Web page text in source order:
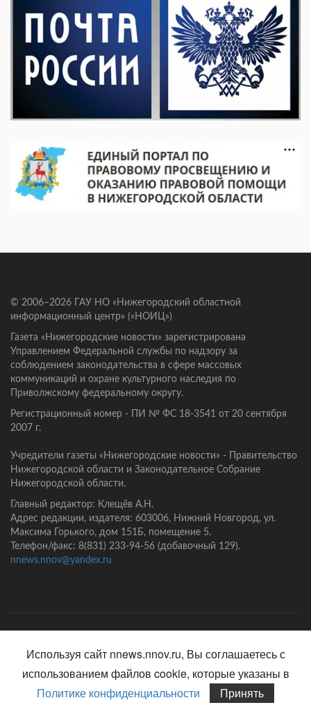
© 2006–2026 ГАУ НО «Нижегородский областной
информационный центр» («НОИЦ»)
Газета «Нижегородские новости» зарегистрирована
Управлением Федеральной службы по надзору за
соблюдением законодательства в сфере массовых
коммуникаций и охране культурного наследия по
Приволжскому федеральному округу.
Регистрационный номер - ПИ № ФС 18-3541 от 20 сентября
2007 г.
Учредители газеты «Нижегородские новости» - Правительство
Нижегородской области и Законодательное Собрание
Нижегородской области.
Главный редактор: Клещёв А.Н.
Адрес редакции, издателя: 603006, Нижний Новгород, ул.
Максима Горького, дом 151Б, помещение 5.
Телефон/факс: 8(831) 233-94-56 (добавочный 129).
nnews.nnov@yandex.ru
Используя сайт nnews.nnov.ru, Вы соглашаетесь с
использованием файлов cookie, которые указаны в
Политике конфиденциальности
Принять